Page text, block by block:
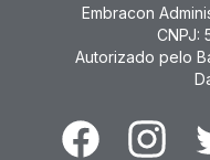
Embracon
CNPJ:
Autorizado pelo
FacebookInstagram